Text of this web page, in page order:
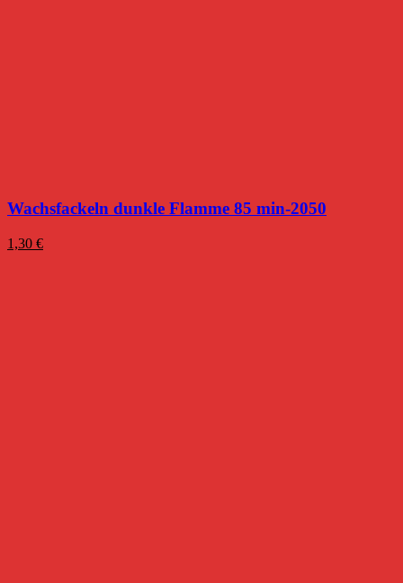
Wachsfackeln dunkle Flamme 85 min-2050
1,30 €